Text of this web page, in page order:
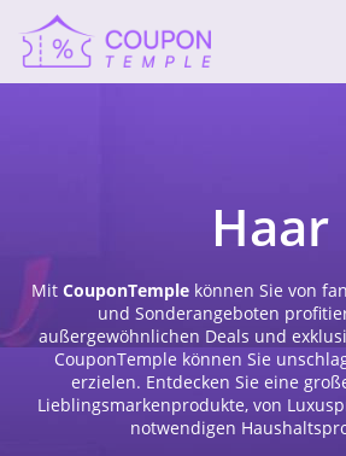
Haar
Mit CouponTemplekönnen Sie von
und Sonderangeboten
außergewöhnlichen Deals und
CouponTemple können Sie
erzielen. Entdecken Sie eine
Lieblingsmarkenprodukte, von
notwendigen